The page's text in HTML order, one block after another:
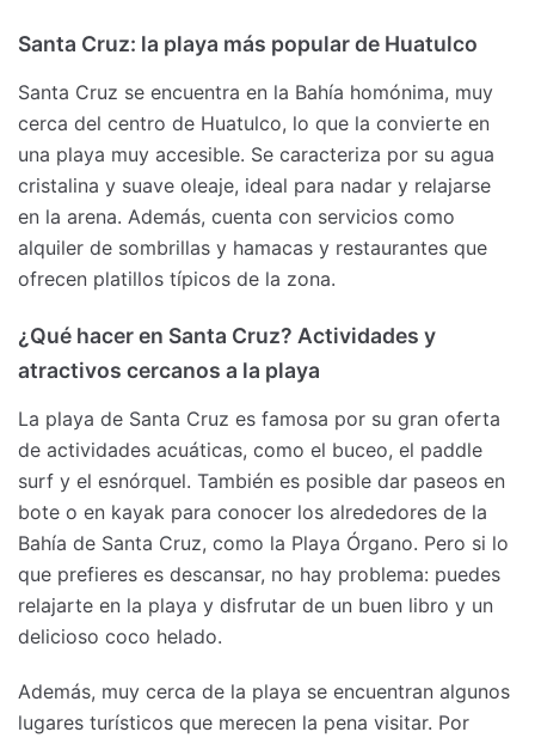
Santa Cruz: la playa más popular de Huatulco
Santa Cruz se encuentra en la Bahía homónima, muy
cerca del centro de Huatulco, lo que la convierte en
una playa muy accesible. Se caracteriza por su agua
cristalina y suave oleaje, ideal para nadar y relajarse
en la arena. Además, cuenta con servicios como
alquiler de sombrillas y hamacas y restaurantes que
ofrecen platillos típicos de la zona.
¿Qué hacer en Santa Cruz? Actividades y
atractivos cercanos a la playa
La playa de Santa Cruz es famosa por su gran oferta
de actividades acuáticas, como el buceo, el paddle
surf y el esnórquel. También es posible dar paseos en
bote o en kayak para conocer los alrededores de la
Bahía de Santa Cruz, como la Playa Órgano. Pero si lo
que prefieres es descansar, no hay problema: puedes
relajarte en la playa y disfrutar de un buen libro y un
delicioso coco helado.
Además, muy cerca de la playa se encuentran algunos
lugares turísticos que merecen la pena visitar. Por